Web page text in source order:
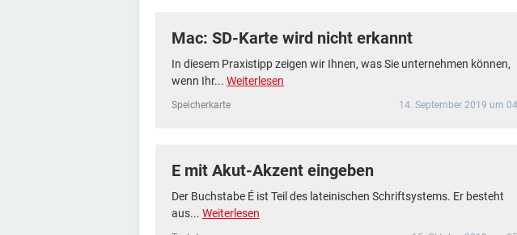
Mac: SD-Karte wird nicht erkannt
In diesem Praxistipp zeigen wir Ihnen, was Sie unternehmen können,
wenn Ihr... Weiterlesen
Speicherkarte 14. September 2019 um
E mit Akut-Akzent eingeben
Der Buchstabe É ist Teil des lateinischen Schriftsystems. Er besteht
aus... Weiterlesen